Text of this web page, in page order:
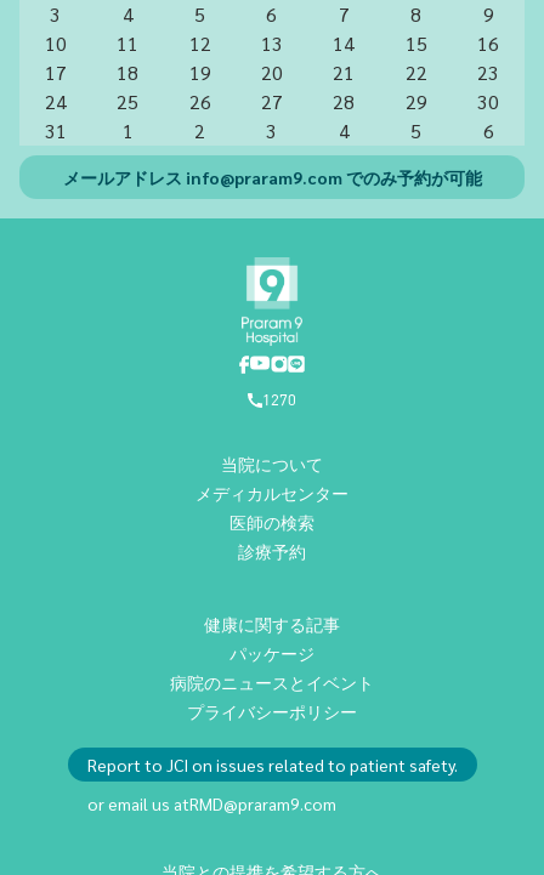
3
4 5 6 7 8
9
10
11 12 13 14 15
16
17
18 19 20 21 22
23
24
25 26 27 28 29
30
31
1 2 3 4 5 6
メールアドレス info@praram9.comでのみ予約が可能
1270
当院について
メディカルセンター
医師の検索
診療予約
健康に関する記事
パッケージ
病院のニュースとイベント
プライバシーポリシー
Report to JCI on issues related to patient safety.
or email us atRMD@praram9.com